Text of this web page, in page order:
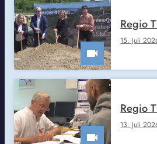
15. Juli
Regio
13. Juli
Regio